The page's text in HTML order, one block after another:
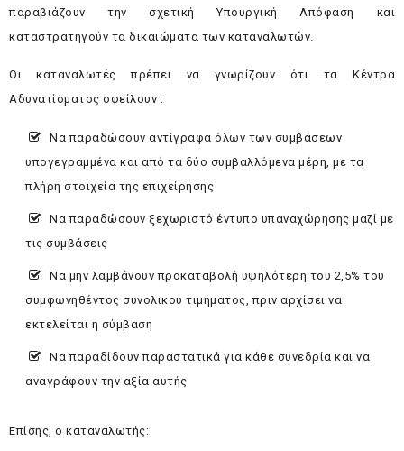
παραβιάζουν την σχετική Υπουργική Απόφαση και
καταστρατηγούν τα δικαιώματα των καταναλωτών.
Οι καταναλωτές πρέπει να γνωρίζουν ότι τα Κέντρα
Αδυνατίσματος οφείλουν :
Να παραδώσουν αντίγραφα όλων των συμβάσεων
υπογεγραμμένα και από τα δύο συμβαλλόμενα μέρη, με τα
πλήρη στοιχεία της επιχείρησης
Να παραδώσουν ξεχωριστό έντυπο υπαναχώρησης μαζί με
τις συμβάσεις
Να μην λαμβάνουν προκαταβολή υψηλότερη του 2,5% του
συμφωνηθέντος συνολικού τιμήματος, πριν αρχίσει να
εκτελείται η σύμβαση
Να παραδίδουν παραστατικά για κάθε συνεδρία και να
αναγράφουν την αξία αυτής
Επίσης, ο καταναλωτής: